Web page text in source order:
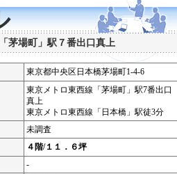
茅場町」駅７番出口真上
東京都中央区日本橋茅場町1-4-6
東京メトロ東西線「茅場町」駅7番出口
真上
東京メトロ東西線「日本橋」駅徒3分
未調査
４階/１１．６坪
-